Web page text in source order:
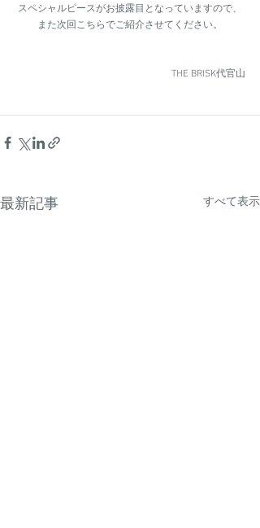
スペシャルピースがお披露目となっていますので、
また次回こちらでご紹介させてください。
THE BRISK代官山
最新記事 すべて表示